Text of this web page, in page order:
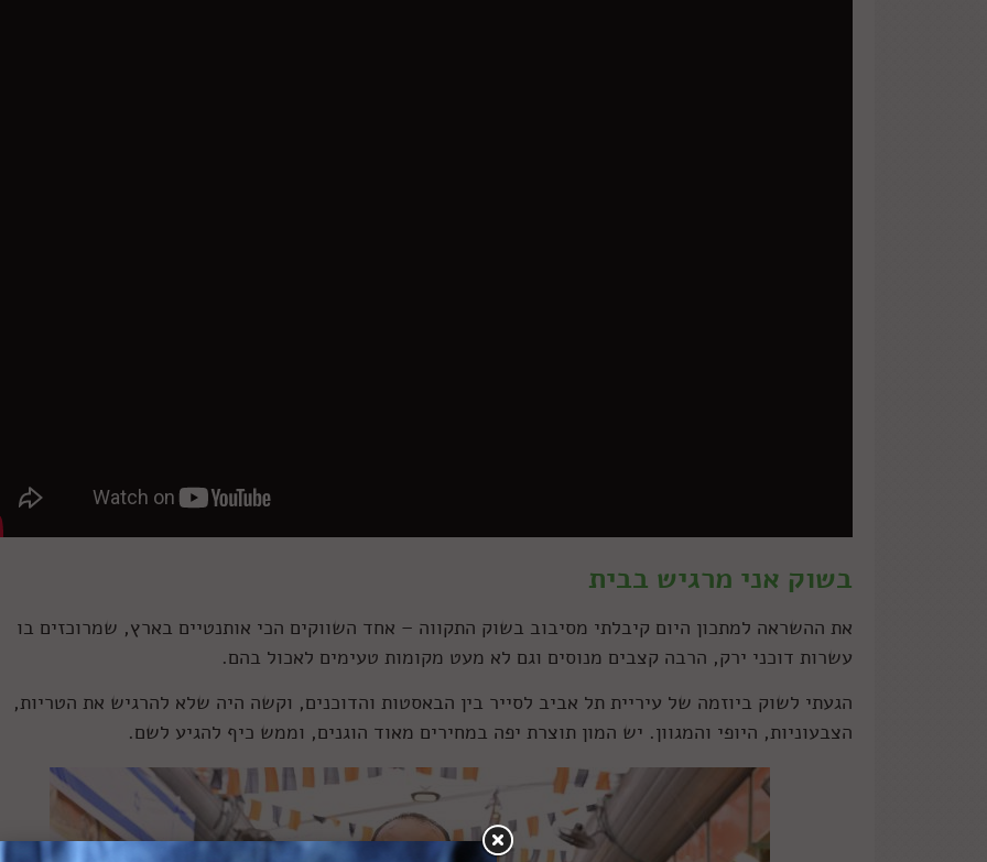
בשוק אני מרגיש בבית
את ההשראה למתכון היום קיבלתי מסיבוב בשוק התקווה – אחד השווקים הכי אותנטיים בארץ, שמרוכזים בו
עשרות דוכני ירק, הרבה קצבים מנוסים וגם לא מעט מקומות טעימים לאכול בהם.
הגעתי לשוק ביוזמה של עיריית תל אביב לסייר בין הבאסטות והדוכנים, וקשה היה שלא להרגיש את הטריות,
הצבעוניות, היופי והמגוון. יש המון תוצרת יפה במחירים מאוד הוגנים, וממש כיף להגיע לשם.